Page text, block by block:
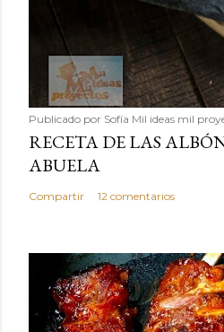
Publicado por Sofía Mil ideas mil
RECETA DE LAS
ABUELA
Compartir 12 comentarios